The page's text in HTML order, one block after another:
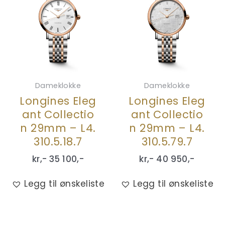
Dameklokke
Longines Eleg
ant Collectio
n 29mm – L4.
310.5.18.7
kr,- 35 100,-
Legg til ønskeliste
Dameklokke
Longines Eleg
ant Collectio
n 29mm – L4.
310.5.79.7
kr,- 40 950,-
Legg til ønskeliste